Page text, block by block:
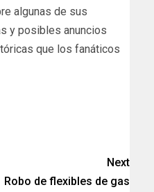
algunas de sus
y posibles anuncios
que los fanáticos
Next
Robo de flexibles de gas